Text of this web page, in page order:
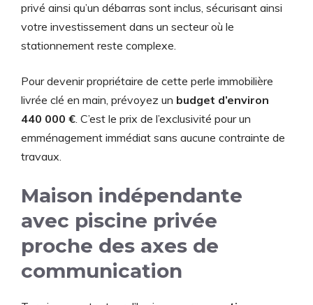
privé ainsi qu’un débarras sont inclus, sécurisant ainsi
votre investissement dans un secteur où le
stationnement reste complexe.
Pour devenir propriétaire de cette perle immobilière
livrée clé en main, prévoyez un budget d’environ
440 000 €. C’est le prix de l’exclusivité pour un
emménagement immédiat sans aucune contrainte de
travaux.
Maison indépendante
avec piscine privée
proche des axes de
communication